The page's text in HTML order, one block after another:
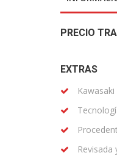
PRECIO
EXTRAS